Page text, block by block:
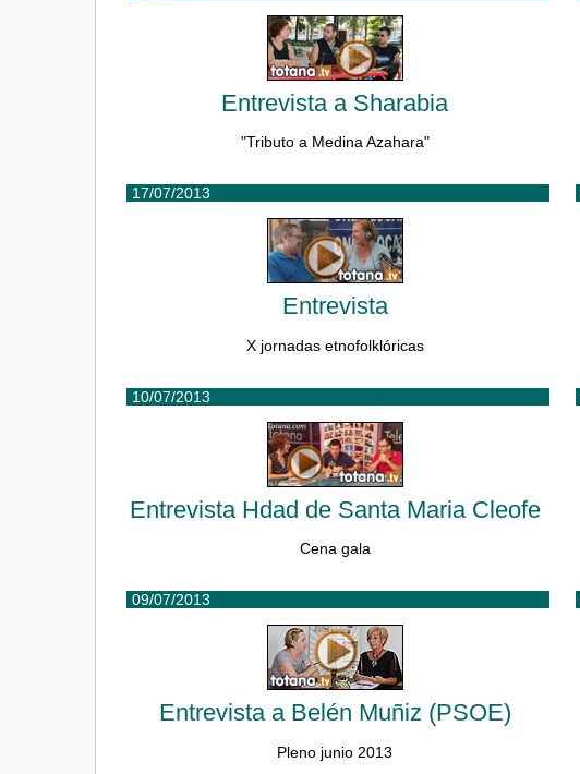
Entrevista a Sharabia
"Tributo a Medina Azahara"
17/07/2013
Entrevista
X jornadas etnofolklóricas
10/07/2013
Entrevista Hdad de Santa Maria Cleofe
Cena gala
09/07/2013
Entrevista a Belén Muñiz (PSOE)
Pleno junio 2013